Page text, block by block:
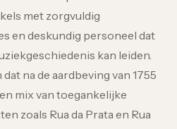
met zorgvuldig
en deskundig personeel dat
kan leiden.
na de aardbeving van 1755
mix van toegankelijke
zoals Rua da Prata en Rua